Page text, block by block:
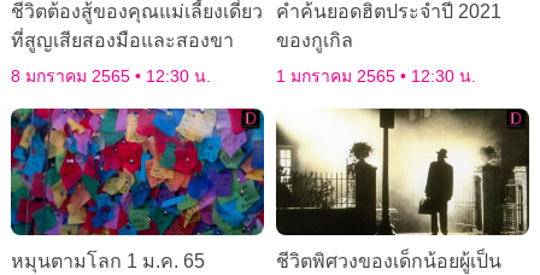
ชีวิตต้องสู้ของคุณแม่เลี้ยงเดี่ยว
ที่สูญเสียสองมือและสองขา
8 มกราคม 2565 12:30 น.
คำค้นยอดฮิตประจำปี 2021
ของกูเกิล
1 มกราคม 2565 12:30 น.
หมุนตามโลก 1 ม.ค. 65
ชีวิตพิศวงของเด็กน้อยผู้เป็น